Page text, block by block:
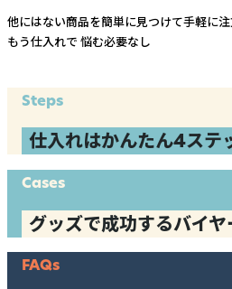
他にはない商品を簡単に見つけて手軽に注
もう仕入れで 悩む必要なし
Steps
仕入れはかんたん4ステ
Cases
グッズで成功するバイヤ
FAQs